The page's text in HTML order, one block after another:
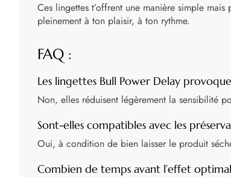
Ces lingettes t’offrent une manière simple
pleinement à ton plaisir, à ton rythme.
FAQ :
Les lingettes Bull Power Delay
Non, elles réduisent légèrement la sensibilité
Sont-elles compatibles avec les
Oui, à condition de bien laisser le produit
Combien de temps avant l’effet